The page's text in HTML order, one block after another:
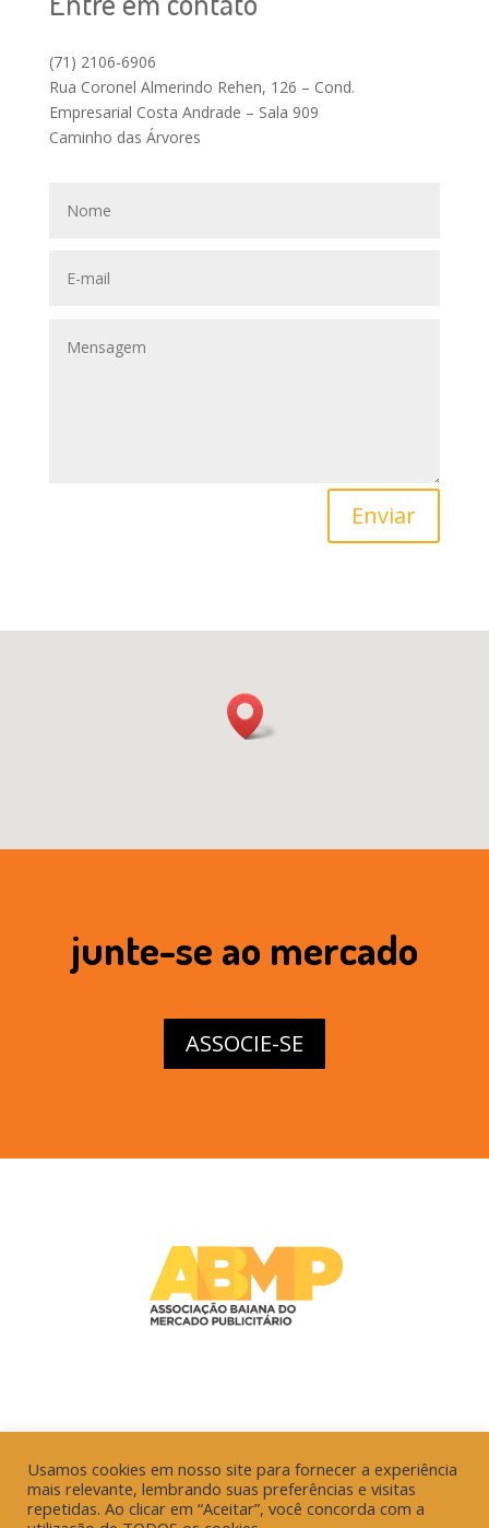
(71) 2106-6906
Rua Coronel Almerindo Rehen, 126 – Cond.
Empresarial Costa Andrade – Sala 909
Caminho das Árvores
Enviar
junte-se ao mercado
ASSOCIE-SE
Usamos cookies em nosso site para fornecer a experiência
mais relevante, lembrando suas preferências e visitas
repetidas. Ao clicar em “Aceitar”, você concorda com a